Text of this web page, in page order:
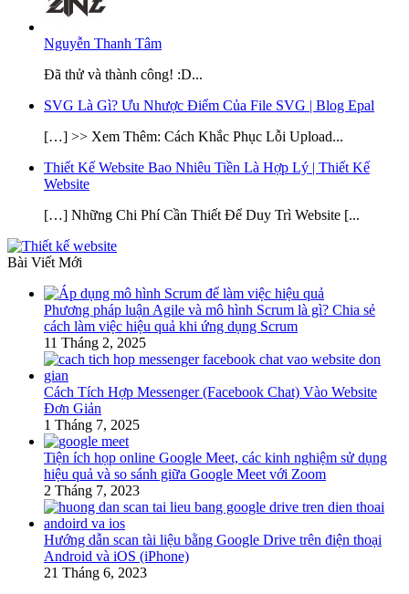
Nguyễn Thanh Tâm
Đã thử và thành công! :D...
SVG Là Gì? Ưu Nhược Điểm Của File SVG | Blog Epal
[…] >> Xem Thêm: Cách Khắc Phục Lỗi Upload...
Thiết Kế Website Bao Nhiêu Tiền Là Hợp Lý | Thiết Kế
Website
[…] Những Chi Phí Cần Thiết Để Duy Trì Website [...
Bài Viết Mới
Phương pháp luận Agile và mô hình Scrum là gì? Chia sẻ
cách làm việc hiệu quả khi ứng dụng Scrum
11 Tháng 2, 2025
Cách Tích Hợp Messenger (Facebook Chat) Vào Website
Đơn Giản
1 Tháng 7, 2025
Tiện ích họp online Google Meet, các kinh nghiệm sử dụng
hiệu quả và so sánh giữa Google Meet với Zoom
2 Tháng 7, 2023
Hướng dẫn scan tài liệu bằng Google Drive trên điện thoại
Android và iOS (iPhone)
21 Tháng 6, 2023